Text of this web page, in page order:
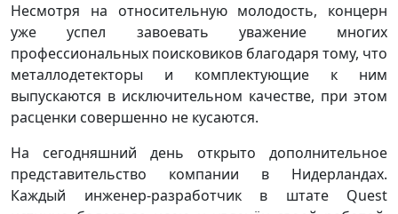
Несмотря на относительную молодость, концерн
уже успел завоевать уважение многих
профессиональных поисковиков благодаря тому, что
металлодетекторы и комплектующие к ним
выпускаются в исключительном качестве, при этом
расценки совершенно не кусаются.
На сегодняшний день открыто дополнительное
представительство компании в Нидерландах.
Каждый инженер-разработчик в штате Quest